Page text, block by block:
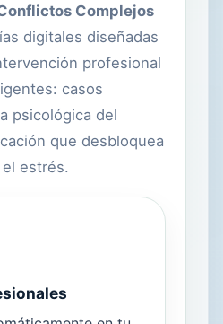
Complejos
digitales diseñadas
profesional
casos
psicológica del
que desbloquea
estrés.